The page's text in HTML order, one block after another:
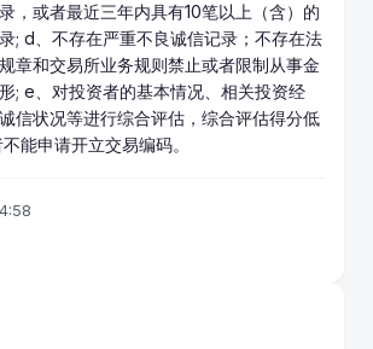
，或者最近三年内具有10笔以上（含）的
; d、不存在严重不良诚信记录；不存在法
章和交易所业务规则禁止或者限制从事金
; e、对投资者的基本情况、相关投资经
信状况等进行综合评估，综合评估得分低
能申请开立交易编码。